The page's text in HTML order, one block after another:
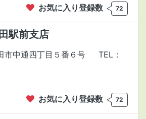
お気に入り登録数 72
駅前支店
市中通四丁目５番６号
TEL：
お気に入り登録数 72